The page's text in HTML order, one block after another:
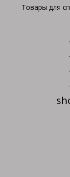
Товары для